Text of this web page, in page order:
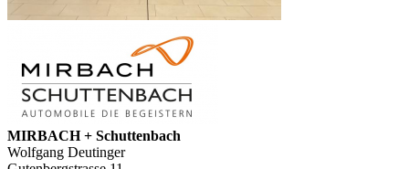
MIRBACH + Schuttenbach
Wolfgang Deutinger